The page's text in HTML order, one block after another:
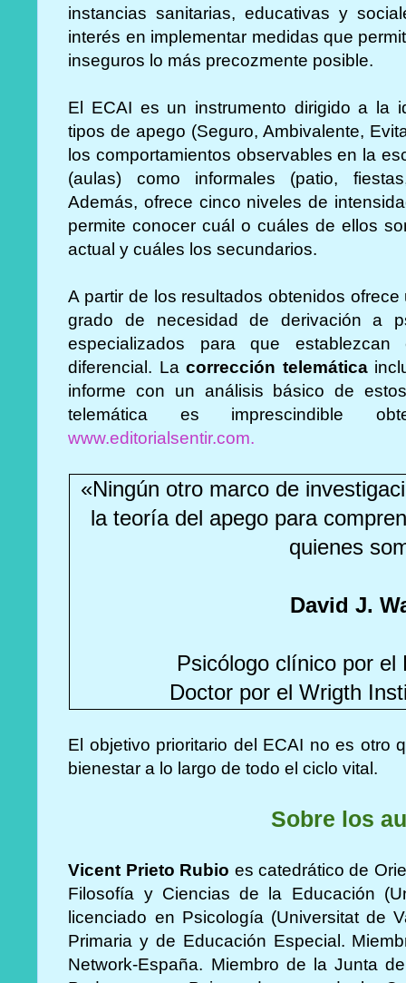
instancias sanitarias, educativas y
interés en implementar medidas que
inseguros lo más precozmente posible.
El ECAI es un instrumento dirigido a la
tipos de apego (Seguro, Ambivalente,
los comportamientos observables en la
(aulas) como informales (patio,
Además, ofrece cinco niveles de
permite conocer cuál o cuáles de ellos
actual y cuáles los secundarios.
A partir de los resultados obtenidos
grado de necesidad de derivación a
especializados para que establezcan
diferencial. Lacorrección telemática
informe con un análisis básico de
telemática es imprescindible
www.editorialsentir.com.
«Ningún otro marco de
la teoría del apego para
quienes
David J.
Psicólogo clínico por el
Doctor por el Wrigth
El objetivo prioritario del ECAI no es otro
bienestar a lo largo de todo el ciclo vital.
Sobre los
Vicent Prieto Rubio es catedrático de
Filosofía y Ciencias de la Educación
licenciado en Psicología (Universitat de
Primaria y de Educación Especial.
Network-España. Miembro de la Junta